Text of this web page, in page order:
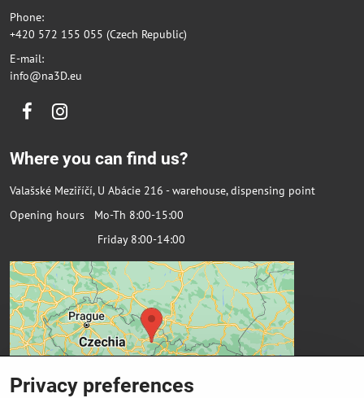
Phone:
+420 572 155 055 (Czech Republic)
E-mail:
info@na3D.eu
FacebookInstagram
Where you can find us?
Valašské Meziříčí, U Abácie 216 - warehouse, dispensing point
Opening hours Mo-Th 8:00-15:00
Friday 8:00-14:00
Privacy preferences